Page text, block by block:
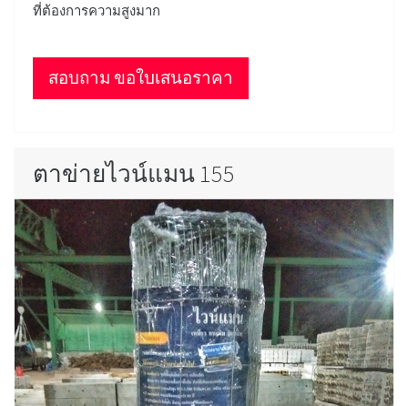
ที่ต้องการความสูงมาก
สอบถาม ขอใบเสนอราคา
ตาข่ายไวน์แมน 155